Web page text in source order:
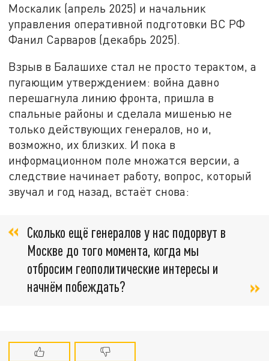
Москалик (апрель 2025) и начальник
управления оперативной подготовки ВС РФ
Фанил Сарваров (декабрь 2025).
Взрыв в Балашихе стал не просто терактом, а
пугающим утверждением: война давно
перешагнула линию фронта, пришла в
спальные районы и сделала мишенью не
только действующих генералов, но и,
возможно, их близких. И пока в
информационном поле множатся версии, а
следствие начинает работу, вопрос, который
звучал и год назад, встаёт снова:
Сколько ещё генералов у нас подорвут в
Москве до того момента, когда мы
отбросим геополитические интересы и
начнём побеждать?